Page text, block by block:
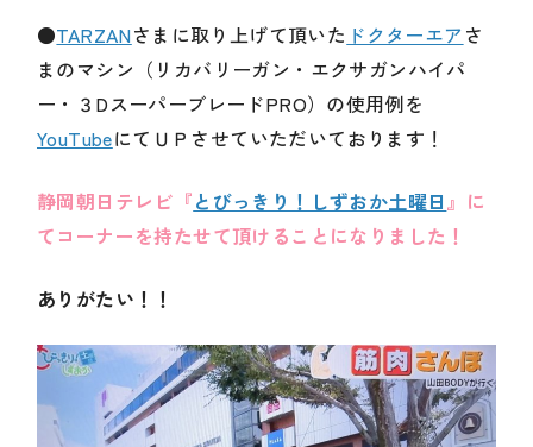
●TARZANさまに取り上げて頂いた ドクターエアさ
まのマシン（リカバリーガン・エクサガンハイパ
ー・３DスーパーブレードPRO）の使用例を
YouTubeにてＵＰさせていただいております！
静岡朝日テレビ『とびっきり！しずおか土曜日』に
てコーナーを持たせて頂けることになりました！
ありがたい！！